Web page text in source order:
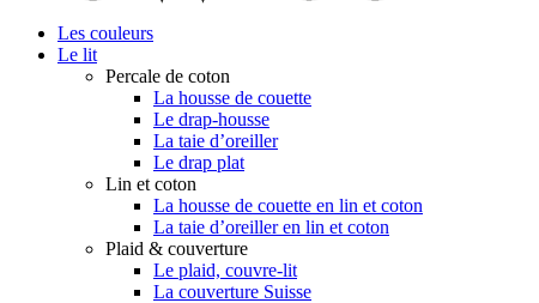
Les couleurs
Le lit
Percale de coton
La housse de couette
Le drap-housse
La taie d’oreiller
Le drap plat
Lin et coton
La housse de couette en lin et coton
La taie d’oreiller en lin et coton
Plaid & couverture
Le plaid, couvre-lit
La couverture Suisse